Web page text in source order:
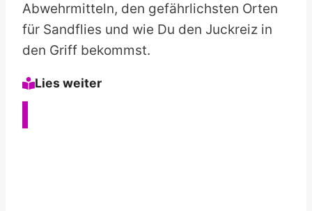
Abwehrmitteln, den gefährlichsten Orten
für Sandflies und wie Du den Juckreiz in
den Griff bekommst.
Lies weiter